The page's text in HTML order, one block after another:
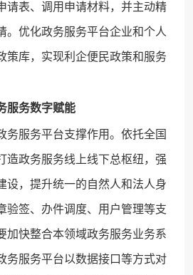
请表、调用申请材料，并主动精
。优化政务服务平台企业和个人
策库，实现利企便民政策和服务
服务数字赋能
务服务平台支撑作用。依托全国
造政务服务线上线下总枢纽，强
设，提升统一的自然人和法人身
验签、办件调度、用户管理等支
加快整合本领域政务服务业务系
务服务平台以数据接口等方式对